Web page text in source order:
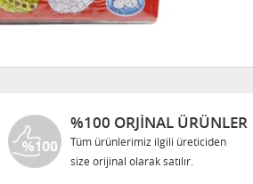
%100 ORJINAL ÜRÜNLER
Tüm ürünlerimiz ilgili üreticiden
size orijinal olarak satılır.